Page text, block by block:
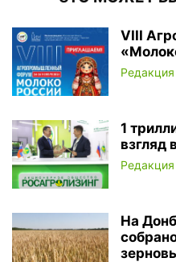
VIII
Редакция
1
взгляд
Редакция
На